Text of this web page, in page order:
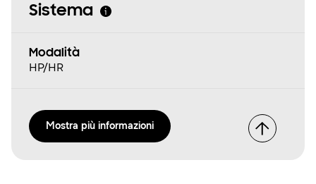
Sistema
Modalità
HP/HR
Mostra più informazioni